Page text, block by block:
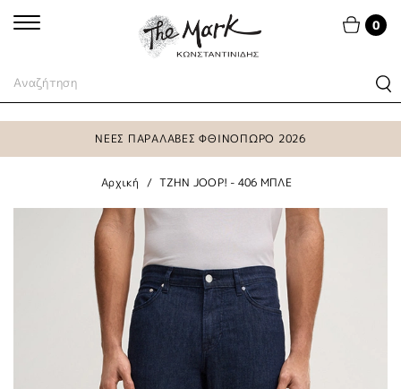
0
ΝΕΕΣ ΠΑΡΑΛΑΒΕΣ ΦΘΙΝΟΠΩΡΟ 2026
Αρχική TZHN JOOP! - 406 ΜΠΛΕ